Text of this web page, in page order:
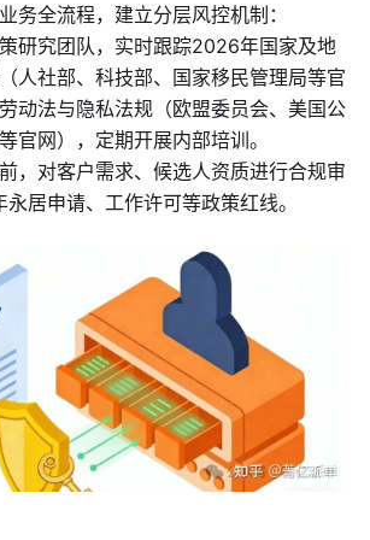
务全流程，建立分层风控机制：
研究团队，实时跟踪2026年国家及地
人社部、科技部、国家移民管理局等官
动法与隐私法规（欧盟委员会、美国公
官网），定期开展内部培训。
，对客户需求、候选人资质进行合规审
居申请、工作许可等政策红线。